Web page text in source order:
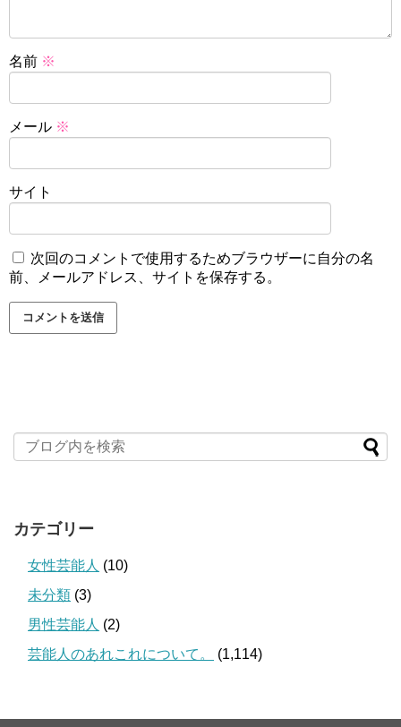
名前 ※
メール ※
サイト
次回のコメントで使用するためブラウザーに自分の名
前、メールアドレス、サイトを保存する。
カテゴリー
女性芸能人 (10)
未分類 (3)
男性芸能人 (2)
芸能人のあれこれについて。
(1,114)